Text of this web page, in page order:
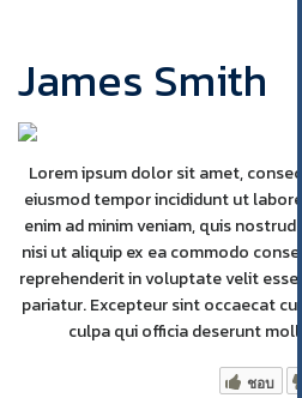
James Smith
Lorem ipsum dolor sit amet,
eiusmod tempor incididunt ut
enim ad minim veniam, quis
nisi ut aliquip ex ea commodo
reprehenderit in voluptate velit esse
pariatur. Excepteur sint occaecat
culpa qui officia deserunt
ชอบ